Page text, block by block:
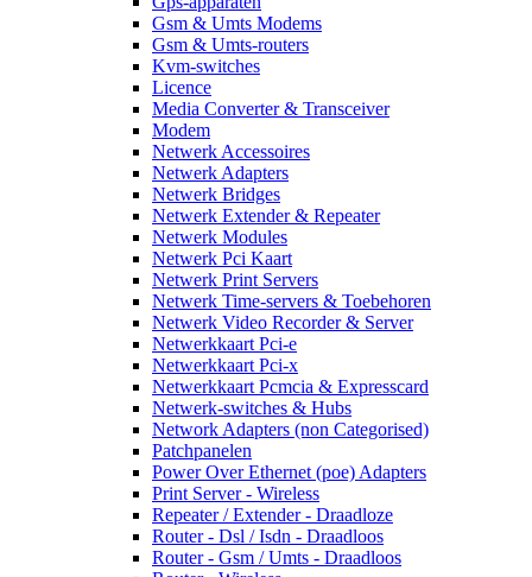
Gsm & Umts Modems
Gsm & Umts-routers
Kvm-switches
Licence
Media Converter & Transceiver
Modem
Netwerk Accessoires
Netwerk Adapters
Netwerk Bridges
Netwerk Extender & Repeater
Netwerk Modules
Netwerk Pci Kaart
Netwerk Print Servers
Netwerk Time-servers & Toebehoren
Netwerk Video Recorder & Server
Netwerkkaart Pci-e
Netwerkkaart Pci-x
Netwerkkaart Pcmcia & Expresscard
Netwerk-switches & Hubs
Network Adapters (non Categorised)
Patchpanelen
Power Over Ethernet (poe) Adapters
Print Server - Wireless
Repeater / Extender - Draadloze
Router - Dsl / Isdn - Draadloos
Router - Gsm / Umts - Draadloos